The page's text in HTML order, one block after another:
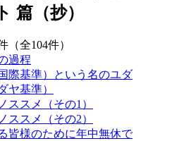
篇（抄）
（全104件）
過程
際基準）という名のユダ
ヤ基準）
ススメ（その1）
ススメ（その2）
皆様のために年中無休で